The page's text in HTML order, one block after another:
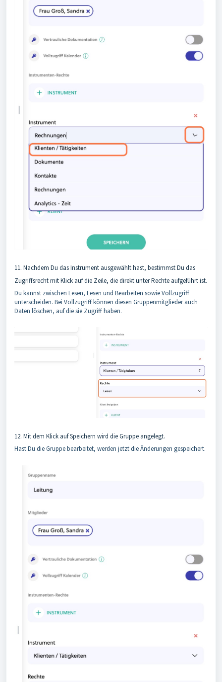
11. Nachdem Du das Instrument ausgewählt hast, bestimmst Du das
Zugriffsrecht mit Klick auf die Zeile, die direkt unter Rechte aufgeführt ist.
Du kannst zwischen Lesen, Lesen und Bearbeiten sowie Vollzugriff
unterscheiden. Bei Vollzugriff können diesen Gruppenmitglieder auch
Daten löschen, auf die sie Zugriff haben.
12. Mit dem Klick auf Speichern wird die Gruppe angelegt.
Hast Du die Gruppe bearbeitet, werden jetzt die Änderungen gespeichert.